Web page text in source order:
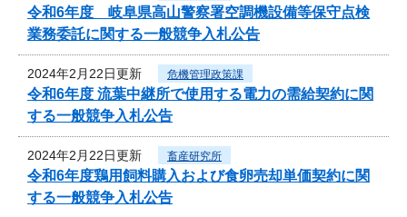
令和6年度 岐阜県高山警察署空調機設備等保守点検
業務委託に関する一般競争入札公告
2024年2月22日更新 危機管理政策課
令和6年度 流葉中継所で使用する電力の需給契約に関
する一般競争入札公告
2024年2月22日更新 畜産研究所
令和6年度鶏用飼料購入および食卵売却単価契約に関
する一般競争入札公告